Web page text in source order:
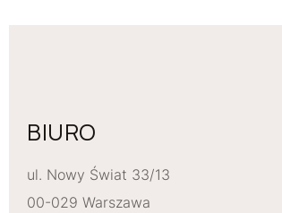
BIURO
ul. Nowy Świat 33/13
00-029 Warszawa